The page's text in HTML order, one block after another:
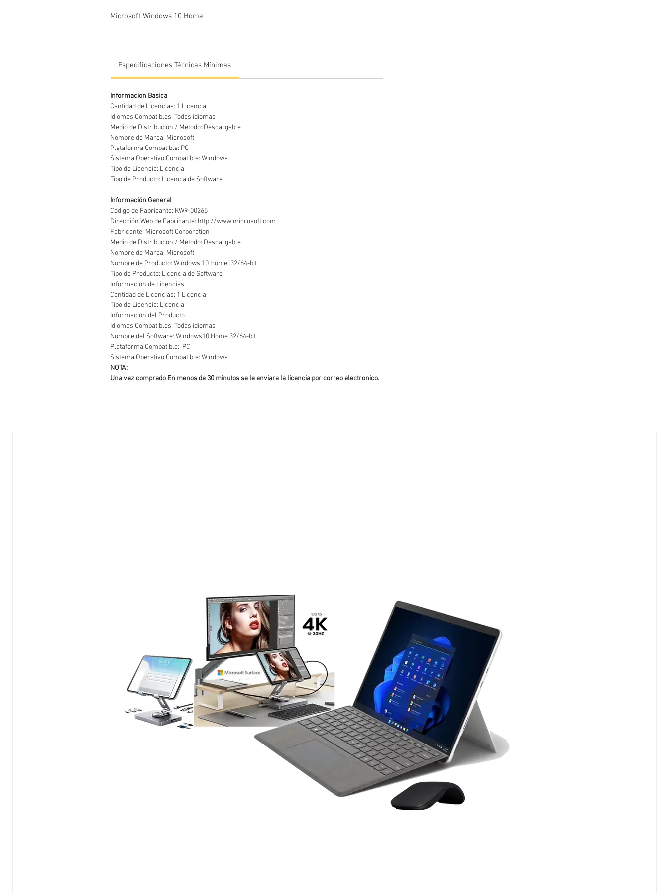
Microsoft Windows 10 Home
Especificaciones Técnicas Mínimas
Informacion Basica
Cantidad de Licencias: 1 Licencia
Idiomas Compatibles: Todas idiomas
Medio de Distribución / Método: Descargable
Nombre de Marca: Microsoft
Plataforma Compatible: PC
Sistema Operativo Compatible: Windows
Tipo de Licencia: Licencia
Tipo de Producto: Licencia de Software
Información General
Código de Fabricante: KW9-00265
Dirección Web de Fabricante: http://www.microsoft.com
Fabricante: Microsoft Corporation
Medio de Distribución / Método: Descargable
Nombre de Marca: Microsoft
Nombre de Producto: Windows 10 Home 32/64-bit
Tipo de Producto: Licencia de Software
Información de Licencias
Cantidad de Licencias: 1 Licencia
Tipo de Licencia: Licencia
Información del Producto
Idiomas Compatibles: Todas idiomas
Nombre del Software: Windows10 Home 32/64-bit
Plataforma Compatible: PC
Sistema Operativo Compatible: Windows
NOTA:
Una vez comprado En menos de 30 minutos se le enviara la licencia por correo electronico.